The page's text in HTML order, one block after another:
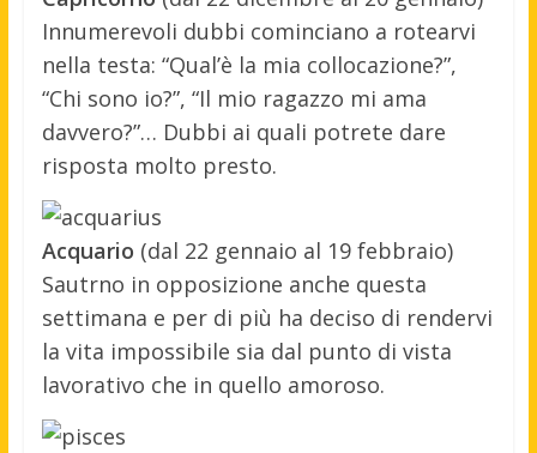
Innumerevoli dubbi cominciano a rotearvi
nella testa: “Qual’è la mia collocazione?”,
“Chi sono io?”, “Il mio ragazzo mi ama
davvero?”… Dubbi ai quali potrete dare
risposta molto presto.
Acquario (dal 22 gennaio al 19 febbraio)
Sautrno in opposizione anche questa
settimana e per di più ha deciso di rendervi
la vita impossibile sia dal punto di vista
lavorativo che in quello amoroso.